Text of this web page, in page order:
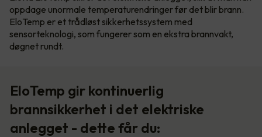
oppdage unormale temperaturendringer før det blir brann.
EloTemp er et trådløst sikkerhetssystem med
sensorteknologi, som fungerer som en ekstra brannvakt,
døgnet rundt.
EloTemp gir kontinuerlig
brannsikkerhet i det elektriske
anlegget - dette får du: